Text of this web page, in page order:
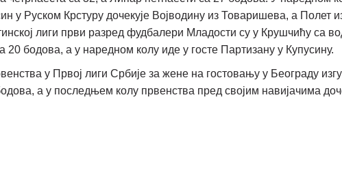
у Руском Крстуру дочекује Војводину из Товаришева, а Полет
лиги први разред фудбалери Младости су у Крушчићу са
бодова, а у наредном колу иде у госте Партизану у Купусину.
у Првој лиги Србије за жене на гостовању у Београду
а у последњем колу првенства пред својим навијачима